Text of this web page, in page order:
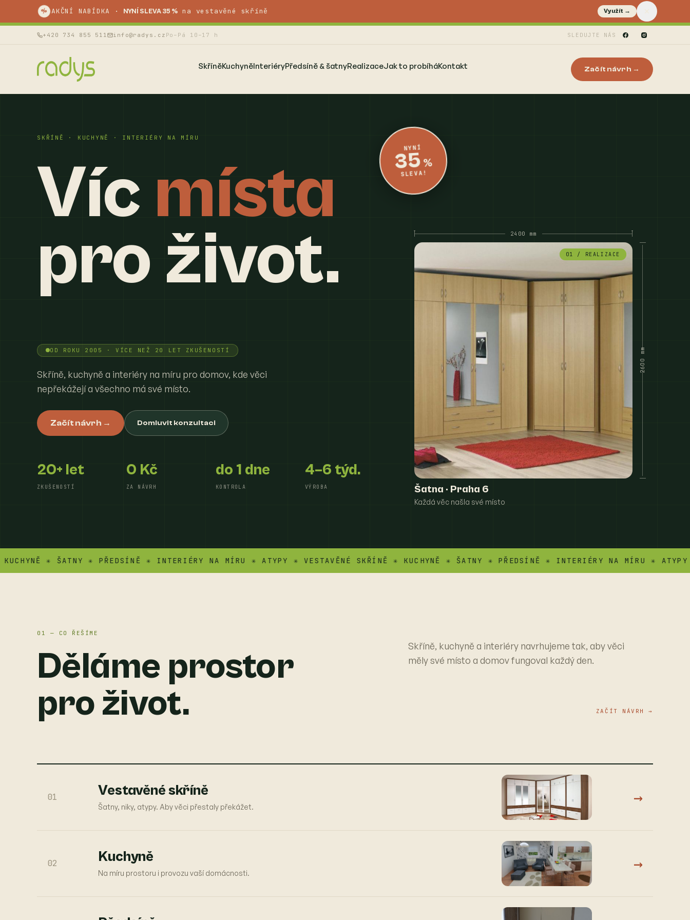
% AKČNÍ NABÍDKA · NYNÍ SLEVA 35 % na vestavěné skříně Využít →
+420 734 855 511 info@radys.cz Po–Pá 10–17 h SLEDUJTE NÁS
SkříněKuchyněInteriéryPředsíně & šatnyRealizaceJak to probíháKontakt Začít návrh →
NYNÍ
35%
SLEVA!
SKŘÍNĚ · KUCHYNĚ · INTERIÉRY NA MÍRU
Víc místa
pro život.
OD ROKU 2005 · VÍCE NEŽ 20 LET ZKUŠENOSTÍ
Skříně, kuchyně a interiéry na míru pro domov, kde věci
nepřekážejí a všechno má své místo.
Začít návrh → Domluvit konzultaci
20+ let
ZKUŠENOSTÍ
0 Kč
ZA NÁVRH
do 1 dne
KONTROLA
4–6 týd.
VÝROBA
2400 mm
2600 mm
01 / REALIZACE
Šatna · Praha 6
Každá věc našla své místo
✳ ŠATNY ✳ PŘEDSÍNĚ ✳ INTERIÉRY NA MÍRU ✳ ATYPY ✳ VESTAVĚNÉ SKŘÍNĚ ✳ KUCHYNĚ ✳ ŠATNY ✳ PŘEDSÍNĚ ✳ INTERIÉRY NA MÍRU ✳ ATYPY
01 — CO ŘEŠÍME
Děláme prostor
pro život.
Skříně, kuchyně a interiéry navrhujeme tak, aby věci
měly své místo a domov fungoval každý den.
ZAČÍT NÁVRH →
01 Vestavěné skříně
Šatny, niky, atypy. Aby věci přestaly překážet. →
02 Kuchyně
Na míru prostoru i provozu vaší domácnosti. →